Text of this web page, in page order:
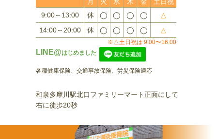
9:00～13:00
休 ◯ ◯ ◯ ◯
△
14:00～20:00
休 ◯ ◯ ◯ ◯ △
※△土日祝は 9:00〜16:00
LINE@はじめました
各種健康保険、交通事故保険、労災保険適応
和泉多摩川駅北口ファミリーマート正面にして
右に徒歩20秒